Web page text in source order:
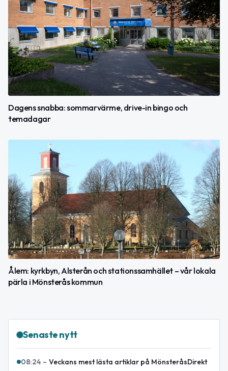
Dagens snabba: sommarvärme, drive-in bingo och
temadagar
Ålem: kyrkbyn, Alsterån och stationssamhället – vår lokala
pärla i Mönsterås kommun
Senaste nytt
08:24 – Veckans mest lästa artiklar på MönsteråsDirekt